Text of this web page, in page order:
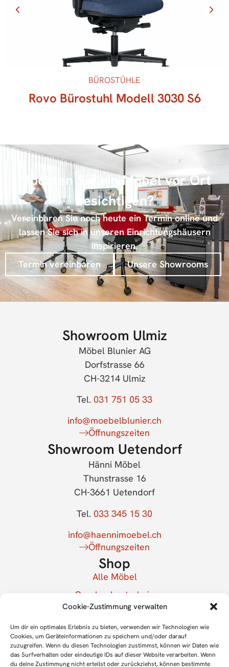
Cookie-Zustimmung verwalten
Um dir ein optimales Erlebnis zu bieten, verwenden wir Technologien wie
Cookies, um Geräteinformationen zu speichern und/oder darauf
zuzugreifen. Wenn du diesen Technologien zustimmst, können wir Daten wie
das Surfverhalten oder eindeutige IDs auf dieser Website verarbeiten. Wenn
du deine Zustimmung nicht erteilst oder zurückziehst, können bestimmte
BÜROSTÜHLE
Rovo Bürostuhl Modell 3030 S6
Möchten Sie ein Möbel vor Ort
besichtigen?
Vereinbaren Sie noch heute ein Termin online und
lassen Sie sich in unseren Einrichtungshäusern
inspirieren.
Termin vereinbaren
Unsere Showrooms
Showroom Ulmiz
Möbel Blunier AG
Dorfstrasse 66
CH-3214 Ulmiz
Tel. 031 751 05 33
info@moebelblunier.ch
Öffnungszeiten
Showroom Uetendorf
Hänni Möbel
Thunstrasse 16
CH-3661 Uetendorf
Tel. 033 345 15 30
info@haennimoebel.ch
Öffnungszeiten
Shop
Alle Möbel
Geschenkgutschein
Mein Konto
Newsletter
Für Newsletter anmelden